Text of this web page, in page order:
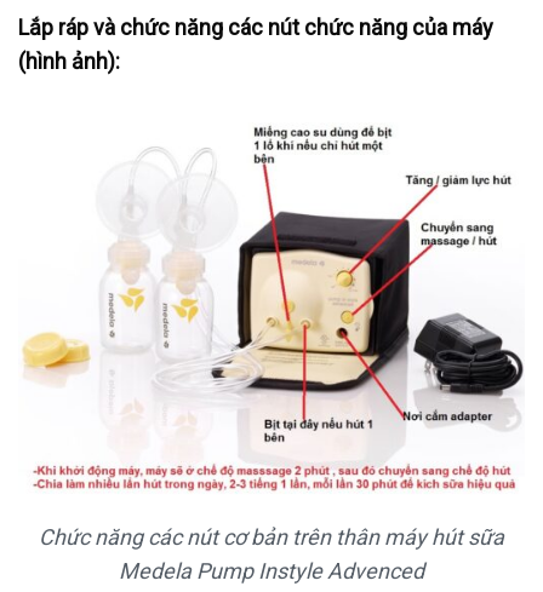
Lắp ráp và chức năng các nút chức năng của máy
(hình ảnh):
Chức năng các nút cơ bản trên thân máy hút sữa
Medela Pump Instyle Advenced